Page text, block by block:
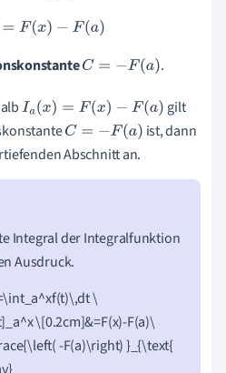
(x) =F(x)− F(a )
C= −F a) .
Ia(x)=F (x) −F(a)
gilt
C= −F a)
ist, dann
Abschnitt an.
Integral der Integralfunktion
Ausdruck.
\
\[0.2cm]&=F(x)-F(a)\
-F(a)\right) }_{\text{